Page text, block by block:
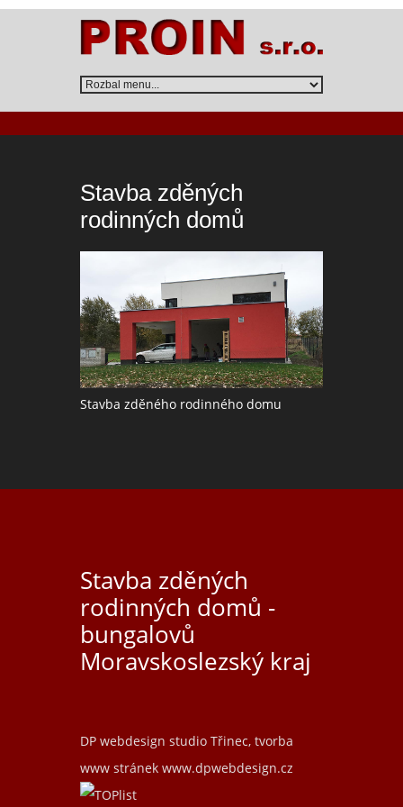
Stavba zděných
rodinných domů
Stavba zděného rodinného domu
Stavba zděných
rodinných domů -
bungalovů
Moravskoslezský kraj
DP webdesign studio Třinec, tvorba
www stránek www.dpwebdesign.cz